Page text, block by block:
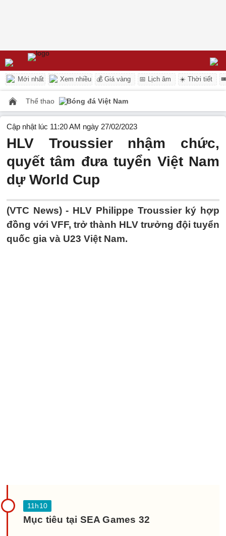
Mới nhất Xem nhiều 💰 Giá vàng 📅 Lịch âm ☀️ Thời tiết
Thể thao Bóng đá Việt Nam
Cập nhật lúc 11:20 AM ngày 27/02/2023
HLV Troussier nhậm chức,
quyết tâm đưa tuyển Việt Nam
dự World Cup
(VTC News) - HLV Philippe Troussier ký hợp
đồng với VFF, trở thành HLV trưởng đội tuyển
quốc gia và U23 Việt Nam.
Mục tiêu tại SEA Games 32